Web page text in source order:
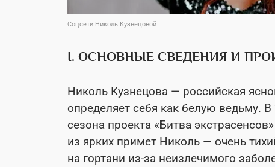
Соцсети Николь Кузнецовой
I. ОСНОВНЫЕ СВЕДЕНИЯ И
Николь Кузнецова — российская
определяет себя как белую ведьму.
сезона проекта «Битва
из ярких примет Николь — очень
на гортани из-за неизлечимого